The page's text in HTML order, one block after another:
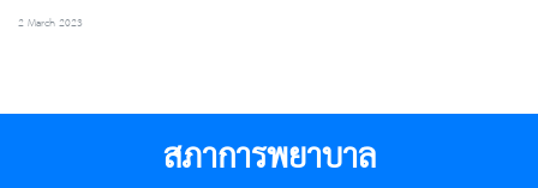
2 March 2023
สภาการพยาบาล